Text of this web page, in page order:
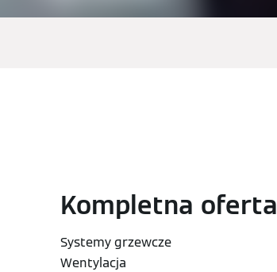
Kompletna oferta
Systemy grzewcze
Wentylacja